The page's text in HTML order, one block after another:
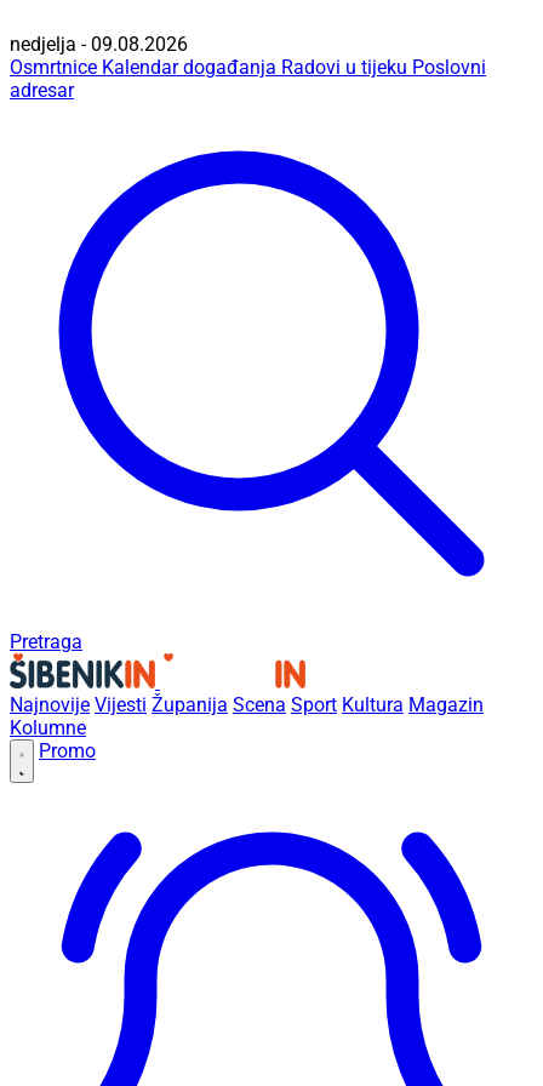
nedjelja - 09.08.2026
Osmrtnice Kalendar događanja Radovi u tijeku Poslovni
adresar
Pretraga
Najnovije Vijesti Županija Scena Sport Kultura Magazin
Kolumne
Promo